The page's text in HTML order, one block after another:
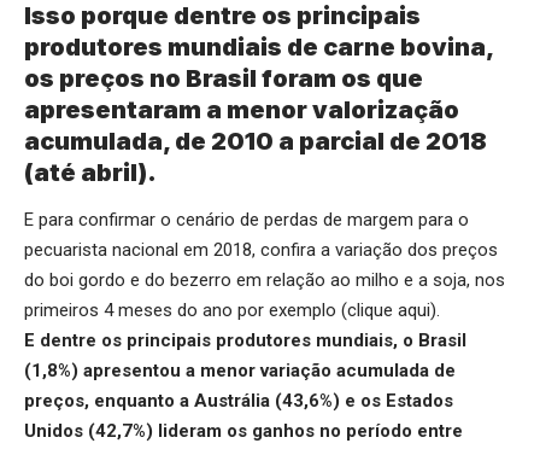
Isso porque dentre os principais
produtores mundiais de carne bovina,
os preços no Brasil foram os que
apresentaram a menor valorização
acumulada, de 2010 a parcial de 2018
(até abril).
E para confirmar o cenário de perdas de margem para o
pecuarista nacional em 2018, confira a variação dos preços
do boi gordo e do bezerro em relação ao milho e a soja, nos
primeiros 4 meses do ano por exemplo (clique aqui).
E dentre os principais produtores mundiais, o Brasil
(1,8%) apresentou a menor variação acumulada de
preços, enquanto a Austrália (43,6%) e os Estados
Unidos (42,7%) lideram os ganhos no período entre